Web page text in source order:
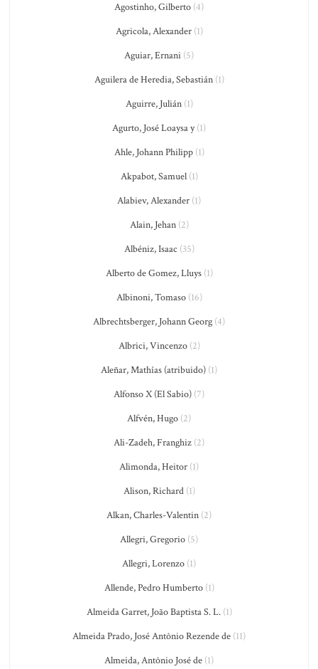
Agostinho, Gilberto (4)
Agricola, Alexander(1)
Aguiar, Ernani (5)
Aguilera de Heredia, Sebastián(1)
Aguirre, Julián(1)
Agurto, José Loaysa y(1)
Ahle, Johann Philipp(1)
Akpabot, Samuel(1)
Alabiev, Alexander (1)
Alain, Jehan(2)
Albéniz, Isaac (35)
Alberto de Gomez, Lluys(1)
Albinoni, Tomaso(16)
Albrechtsberger, Johann Georg (4)
Albrici, Vincenzo(2)
Aleñar, Mathías (atribuido) (1)
Alfonso X (El Sabio) (7)
Alfvén, Hugo (2)
Ali-Zadeh, Franghiz (2)
Alimonda, Heitor (1)
Alison, Richard(1)
Alkan, Charles-Valentin (2)
Allegri, Gregorio (5)
Allegri, Lorenzo (1)
Allende, Pedro Humberto(1)
Almeida Garret, João Baptista S. L.(1)
Almeida Prado, José Antônio Rezende de (11)
Almeida, Antônio José de (1)